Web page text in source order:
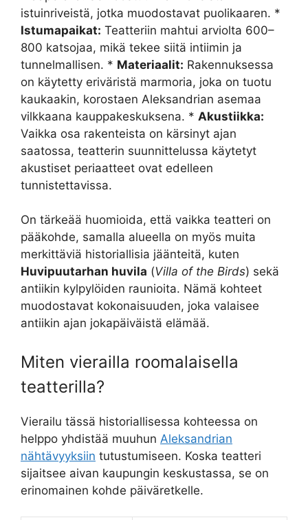
istuinriveistä, jotka muodostavat puolikaaren. *
Istumapaikat: Teatteriin mahtui arviolta 600–
800 katsojaa, mikä tekee siitä intiimin ja
tunnelmallisen. * Materiaalit: Rakennuksessa
on käytetty eriväristä marmoria, joka on tuotu
kaukaakin, korostaen Aleksandrian asemaa
vilkkaana kauppakeskuksena. * Akustiikka:
Vaikka osa rakenteista on kärsinyt ajan
saatossa, teatterin suunnittelussa käytetyt
akustiset periaatteet ovat edelleen
tunnistettavissa.
On tärkeää huomioida, että vaikka teatteri on
pääkohde, samalla alueella on myös muita
merkittäviä historiallisia jäänteitä, kuten
Huvipuutarhan huvila (Villa of the Birds) sekä
antiikin kylpylöiden raunioita. Nämä kohteet
muodostavat kokonaisuuden, joka valaisee
antiikin ajan jokapäiväistä elämää.
Miten vierailla roomalaisella
teatterilla?
Vierailu tässä historiallisessa kohteessa on
helppo yhdistää muuhun Aleksandrian
nähtävyyksiin tutustumiseen. Koska teatteri
sijaitsee aivan kaupungin keskustassa, se on
erinomainen kohde päiväretkelle.